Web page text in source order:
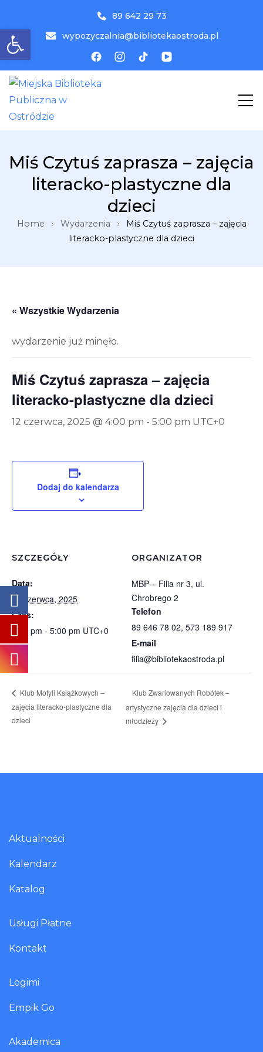
89 642 29 73
wypozyczalnia@bibliotekaostroda.pl
Ostródzie
Miś Czytuś zaprasza – zajęcia
literacko-plastyczne dla
dzieci
Home Wydarzenia
Miś Czytuś zaprasza – zajęcia
literacko-plastyczne dla dzieci
« Wszystkie Wydarzenia
wydarzenie już minęło.
Miś Czytuś zaprasza – zajęcia
literacko-plastyczne dla dzieci
12 czerwca, 2025 @ 4:00 pm - 5:00 pm UTC+0
Dodaj do kalendarza
SZCZEGÓŁY
Data:
12 czerwca, 2025
Czas:
4:00 pm - 5:00 pm UTC+0
ORGANIZATOR
MBP – Filia nr 3, ul.
Chrobrego 2
Telefon
89 646 78 02, 573 189 917
E-mail
filia@bibliotekaostroda.pl
Klub Motyli Książkowych –
zajęcia literacko-plastyczne dla
dzieci
Klub Zwariowanych Robótek –
artystyczne zajęcia dla dzieci i
młodzieży
Aktualności
Kalendarz
Katalog
Usługi Płatne
Kontakt
Legimi
Empik Go
Akademica
Otwórz pasek narzędzi